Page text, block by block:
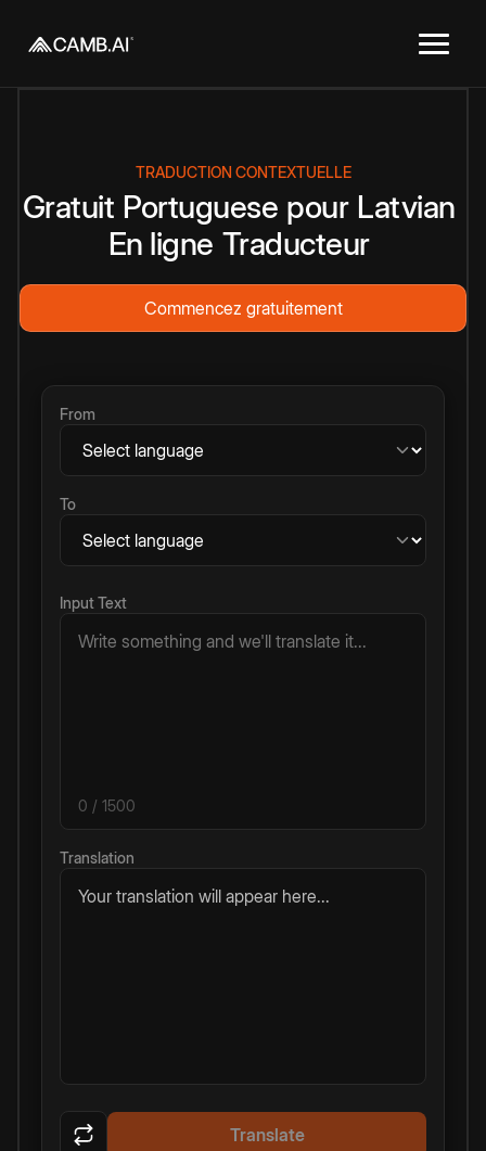
TRADUCTION CONTEXTUELLE
Gratuit Portuguese pour Latvian
En ligne Traducteur
Commencez gratuitement
From
To
Input Text
0 / 1500
Translation
Your translation will appear here...
Translate